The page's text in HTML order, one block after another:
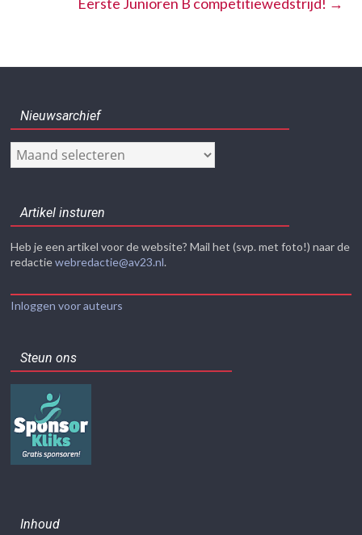
Nieuwsarchief
Nieuwsarchief
Artikel insturen
Heb je een artikel voor de website? Mail het (svp. met foto!) naar de
redactiewebredactie@av23.nl.
Inloggen voor auteurs
Steun ons
Inhoud